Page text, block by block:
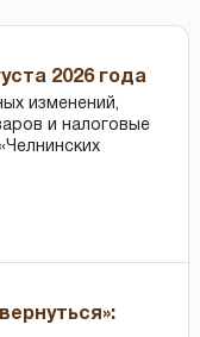
2026 года
изменений,
и налоговые